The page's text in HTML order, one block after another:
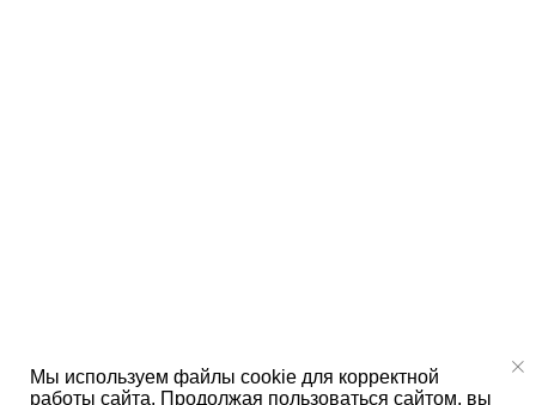
Мы используем файлы cookie для корректной
работы сайта. Продолжая пользоваться сайтом, вы